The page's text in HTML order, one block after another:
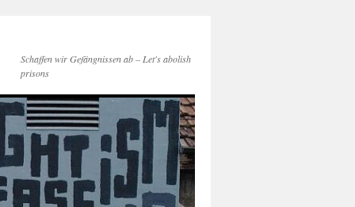
Schaffen wir Gefängnissen ab – Let's abolish
prisons